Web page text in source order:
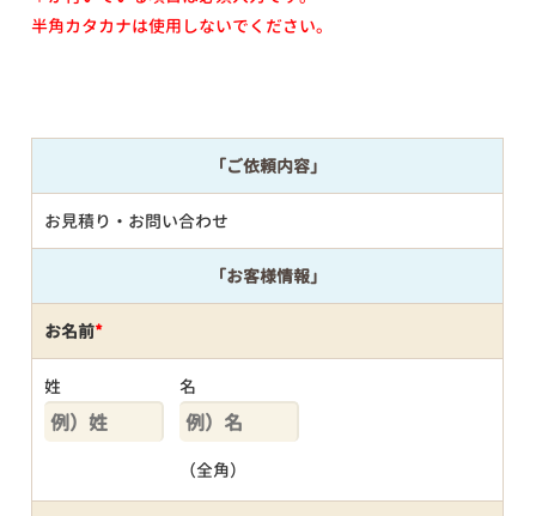
半角カタカナは使用しないでください。
「ご依頼内容」
お見積り・お問い合わせ
「お客様情報」
お名前*
姓 名
（全角）